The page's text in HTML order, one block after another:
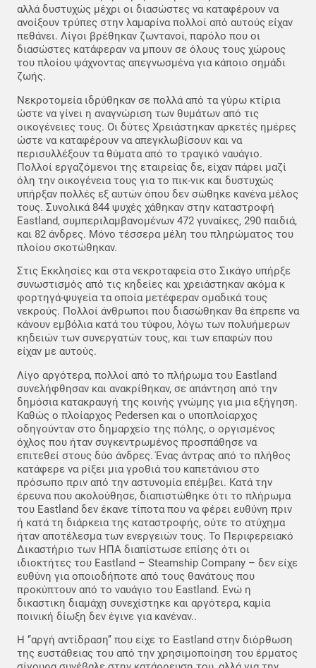
αλλά δυστυχώς μέχρι οι διασώστες να καταφέρουν να
ανοίξουν τρύπες στην λαμαρίνα πολλοί από αυτούς είχαν
πεθάνει. Λίγοι βρέθηκαν ζωντανοί, παρόλο που οι
διασώστες κατάφεραν να μπουν σε όλους τους χώρους
του πλοίου ψάχνοντας απεγνωσμένα για κάποιο σημάδι
ζωής.
Νεκροτομεία ιδρύθηκαν σε πολλά από τα γύρω κτίρια
ώστε να γίνει η αναγνώριση των θυμάτων από τις
οικογένειες τους. Οι δύτες Χρειάστηκαν αρκετές ημέρες
ώστε να καταφέρουν να απεγκλωβίσουν και να
περισυλλέξουν τα θύματα από το τραγικό ναυάγιο.
Πολλοί εργαζόμενοι της εταιρείας δε, είχαν πάρει μαζί
όλη την οικογένεια τους για το πικ-νικ και δυστυχώς
υπήρξαν πολλές εξ αυτών όπου δεν σώθηκε κανένα μέλος
τους. Συνολικά 844 ψυχές χάθηκαν στην καταστροφή
Eastland, συμπεριλαμβανομένων 472 γυναίκες, 290 παιδιά,
και 82 άνδρες. Μόνο τέσσερα μέλη του πληρώματος του
πλοίου σκοτώθηκαν.
Στις Εκκλησίες και στα νεκροταφεία στο Σικάγο υπήρξε
συνωστισμός από τις κηδείες και χρειάστηκαν ακόμα κ
φορτηγά-ψυγεία τα οποία μετέφεραν ομαδικά τους
νεκρούς. Πολλοί άνθρωποι που διασώθηκαν θα έπρεπε να
κάνουν εμβόλια κατά του τύφου, λόγω των πολυήμερων
κηδειών των συνεργατών τους, και των επαφών που
είχαν με αυτούς.
Λίγο αργότερα, πολλοί από το πλήρωμα του Eastland
συνελήφθησαν και ανακρίθηκαν, σε απάντηση από την
δημόσια κατακραυγή της κοινής γνώμης για μια εξήγηση.
Καθώς ο πλοίαρχος Pedersen και ο υποπλοίαρχος
οδηγούνταν στο δημαρχείο της πόλης, ο οργισμένος
όχλος που ήταν συγκεντρωμένος προσπάθησε να
επιτεθεί στους δύο άνδρες. Ένας άντρας από το πλήθος
κατάφερε να ρίξει μια γροθιά του καπετάνιου στο
πρόσωπο πριν από την αστυνομία επέμβει. Κατά την
έρευνα που ακολούθησε, διαπιστώθηκε ότι το πλήρωμα
του Eastland δεν έκανε τίποτα που να φέρει ευθύνη πριν
ή κατά τη διάρκεια της καταστροφής, ούτε το ατύχημα
ήταν αποτέλεσμα των ενεργειών τους. Το Περιφερειακό
Δικαστήριο των ΗΠΑ διαπίστωσε επίσης ότι οι
ιδιοκτήτες του Eastland – Steamship Company – δεν είχε
ευθύνη για οποιοδήποτε από τους θανάτους που
προκύπτουν από το ναυάγιο του Eastland. Ενώ η
δικαστικη διαμάχη συνεχίστηκε και αργότερα, καμία
ποινική δίωξη δεν έγινε για κανέναν..
Η ‘’αργή αντίδραση’’ που είχε το Eastland στην διόρθωση
της ευστάθειας του από την χρησιμοποίηση του έρματος